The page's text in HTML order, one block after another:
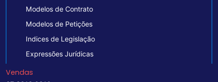
Modelos de Contrato
Modelos de Petições
Indices de Legislação
Expressões Jurídicas
Vendas